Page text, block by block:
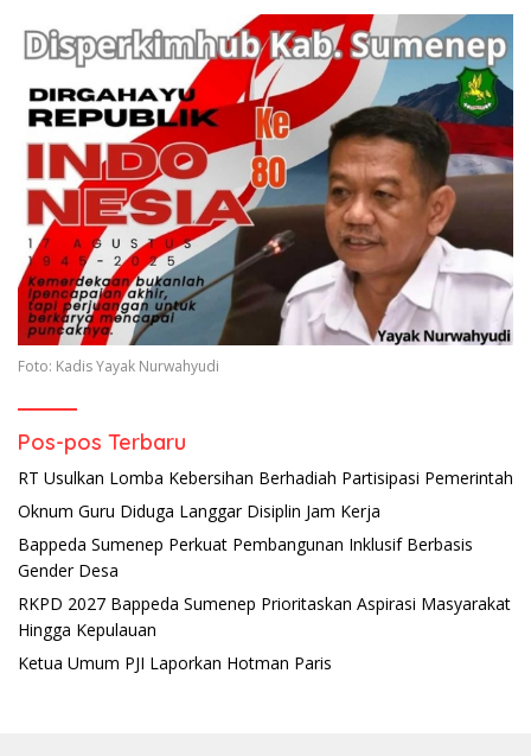
Foto: Kadis Yayak Nurwahyudi
Pos-pos Terbaru
RT Usulkan Lomba Kebersihan Berhadiah Partisipasi Pemerintah
Oknum Guru Diduga Langgar Disiplin Jam Kerja
Bappeda Sumenep Perkuat Pembangunan Inklusif Berbasis
Gender Desa
RKPD 2027 Bappeda Sumenep Prioritaskan Aspirasi Masyarakat
Hingga Kepulauan
Ketua Umum PJI Laporkan Hotman Paris